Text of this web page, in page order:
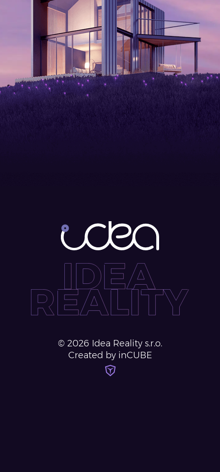
© 2026 Idea Reality s.r.o.
Created by inCUBE